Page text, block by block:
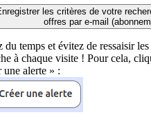
les critères de votre
offres par e-mail
du temps et évitez de ressaisir
à chaque visite ! Pour cela,
une alerte » :